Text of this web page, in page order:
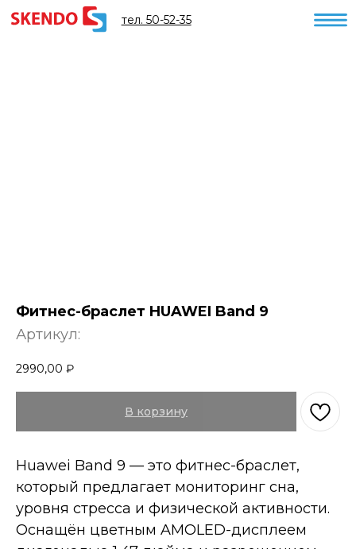
тел. 50-52-35
Фитнес-браслет HUAWEI Band 9
Артикул:
2990,00 ₽
В корзину
Huawei Band 9 — это фитнес-браслет,
который предлагает мониторинг сна,
уровня стресса и физической активности.
Оснащён цветным AMOLED-дисплеем